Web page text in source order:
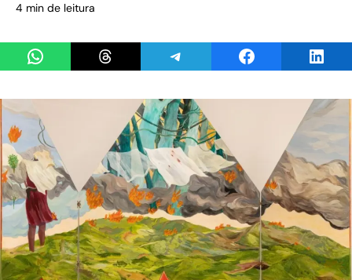
4 min de leitura
Share on WhatsAppShare on ThreadsShare on TelegramShare on Facebook